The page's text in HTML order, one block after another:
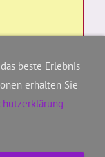
beste Erlebnis
erhalten Sie
-